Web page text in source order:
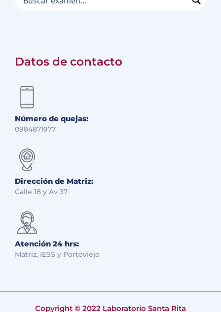
Datos de contacto
Número de quejas:
0984871977
Dirección de Matriz:
Calle 18 y Av 37
Atención 24 hrs:
Matriz, IESS y Portoviejo
Copyright © 2022 Laboratorio Santa Rita